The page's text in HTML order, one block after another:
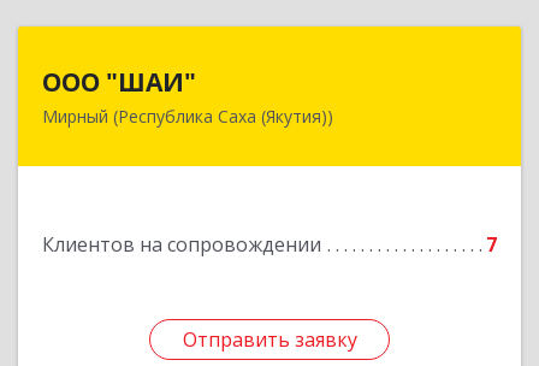
ООО "ШАИ"
Мирный (Республика Саха (Якутия))
Клиентов на сопровождении 7
Отправить заявку
678175, Республика Саха (Якутия), у.
Подробнее
Отправить заявку